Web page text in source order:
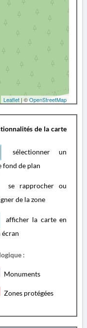
Leaflet | ©OpenStreetMap
de la carte
sélectionner un
fond de plan
se rapprocher ou
de la zone
afficher la carte en
écran
:
Monuments
Zones protégées